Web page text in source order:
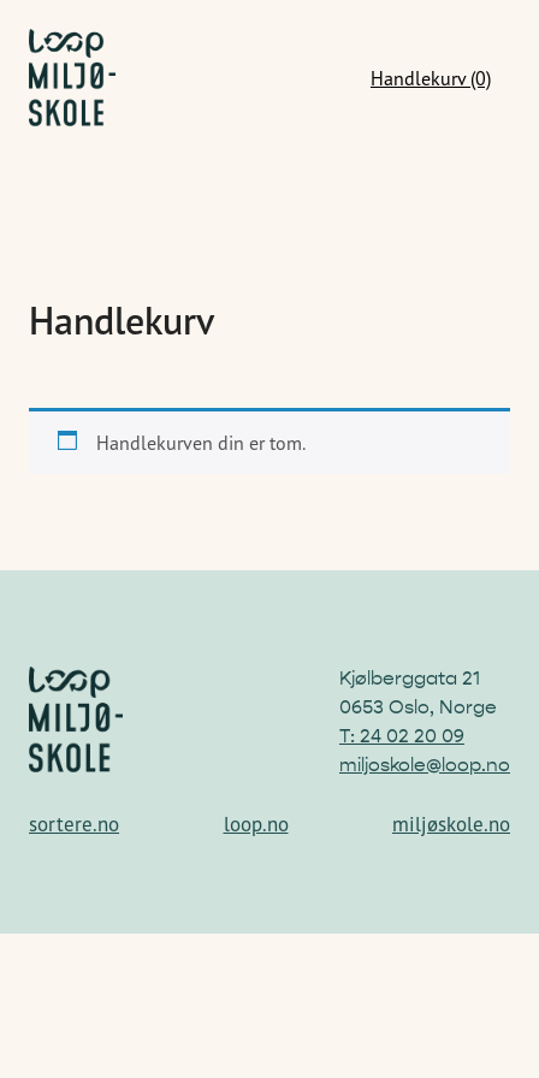
Handlekurv (0)
Handlekurv
Handlekurven din er tom.
Kjølberggata 21
0653 Oslo, Norge
T: 24 02 20 09
miljoskole@loop.no
sortere.no loop.no miljøskole.no